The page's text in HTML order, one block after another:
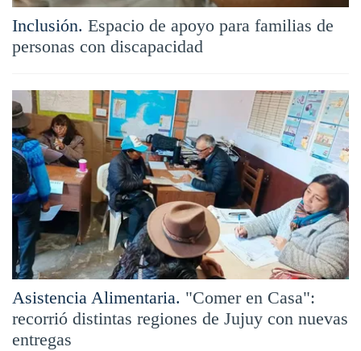
Inclusión. Espacio de apoyo para familias de
personas con discapacidad
Asistencia Alimentaria. "Comer en Casa":
recorrió distintas regiones de Jujuy con nuevas
entregas